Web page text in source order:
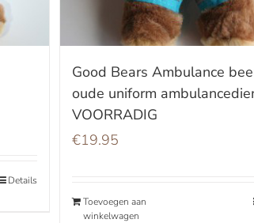
Details
Good Bears Ambulance
oude uniform
VOORRADIG
€19.95
Toevoegen aan
winkelwagen